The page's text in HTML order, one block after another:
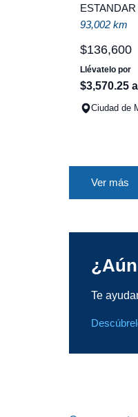
93,002 km
$136,600
Llévatelo por
$3,570.25
Ciudad de
Ver más
Te